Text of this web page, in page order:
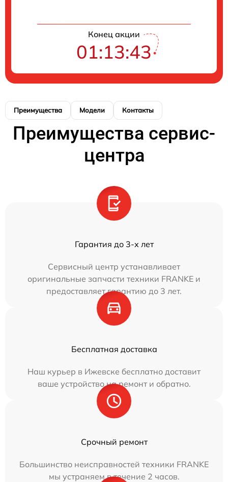
Конец акции
01:13:43
Преимущества Модели Контакты
Преимущества сервис-
центра
Гарантия до 3-х лет
Сервисный центр устанавливает
оригинальные запчасти техники FRANKE и
предоставляет гарантию до 3 лет.
Бесплатная доставка
Наш курьер в Ижевске бесплатно доставит
ваше устройство на ремонт и обратно.
Срочный ремонт
Большинство неисправностей техники FRANKE
мы устраняем в течение 2 часов.